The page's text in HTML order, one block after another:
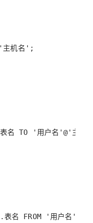
主机名';
.表名 TO '用户名'@'主机
.表名 FROM '用户名'@'